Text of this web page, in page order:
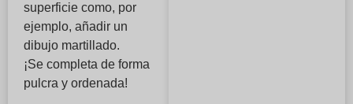
superficie como, por
ejemplo, añadir un
dibujo martillado.
¡Se completa de forma
pulcra y ordenada!